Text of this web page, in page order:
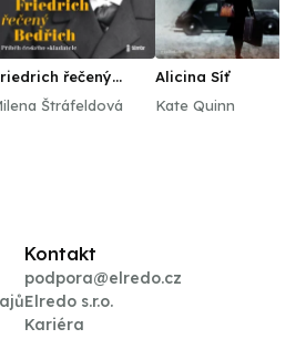
řečený
Bedřich
Štráfeldová
Alicina Síť
Kate Quinn
Kontakt
podpora@elredo.cz
Elredo s.r.o.
Kariéra